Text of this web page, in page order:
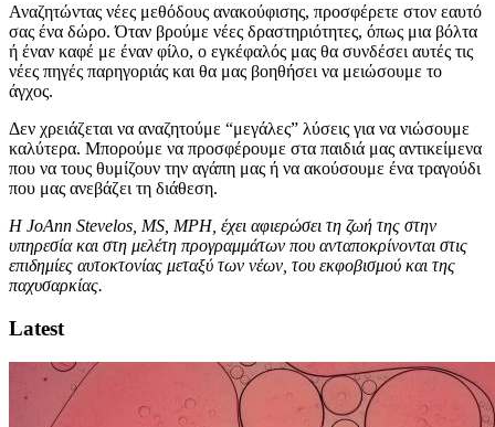
Αναζητώντας νέες μεθόδους ανακούφισης, προσφέρετε στον εαυτό
σας ένα δώρο. Όταν βρούμε νέες δραστηριότητες, όπως μια βόλτα
ή έναν καφέ με έναν φίλο, ο εγκέφαλός μας θα συνδέσει αυτές τις
νέες πηγές παρηγοριάς και θα μας βοηθήσει να μειώσουμε το
άγχος.
Δεν χρειάζεται να αναζητούμε “μεγάλες” λύσεις για να νιώσουμε
καλύτερα. Μπορούμε να προσφέρουμε στα παιδιά μας αντικείμενα
που να τους θυμίζουν την αγάπη μας ή να ακούσουμε ένα τραγούδι
που μας ανεβάζει τη διάθεση.
Η JoAnn Stevelos, MS, MPH, έχει αφιερώσει τη ζωή της στην
υπηρεσία και στη μελέτη προγραμμάτων που ανταποκρίνονται στις
επιδημίες αυτοκτονίας μεταξύ των νέων, του εκφοβισμού και της
παχυσαρκίας.
Latest